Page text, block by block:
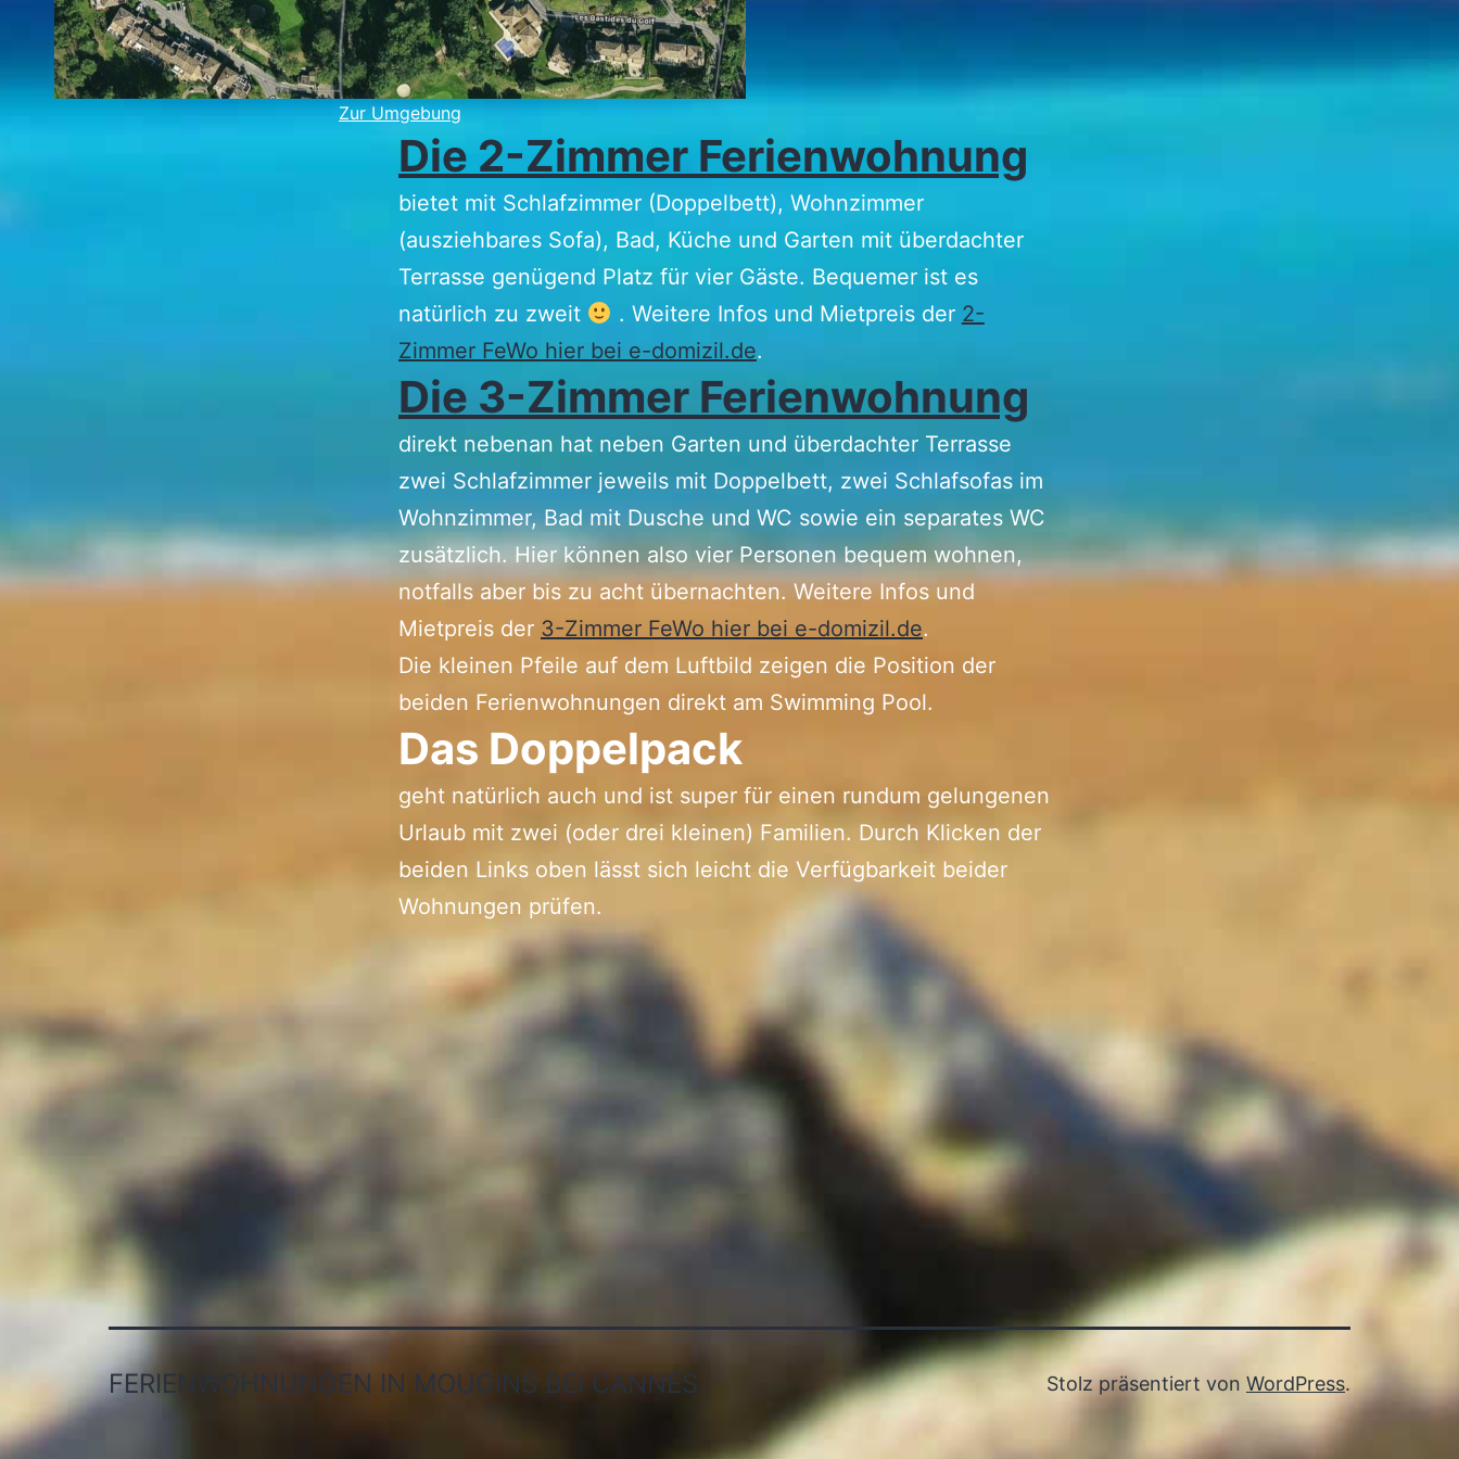
Zur Umgebung
Die 2-Zimmer Ferienwohnung
bietet mit Schlafzimmer (Doppelbett), Wohnzimmer
(ausziehbares Sofa), Bad, Küche und Garten mit überdachter
Terrasse genügend Platz für vier Gäste. Bequemer ist es
natürlich zu zweit
. Weitere Infos und Mietpreis der 2-
Zimmer FeWo hier bei e-domizil.de.
Die 3-Zimmer Ferienwohnung
direkt nebenan hat neben Garten und überdachter Terrasse
zwei Schlafzimmer jeweils mit Doppelbett, zwei Schlafsofas im
Wohnzimmer, Bad mit Dusche und WC sowie ein separates WC
zusätzlich. Hier können also vier Personen bequem wohnen,
notfalls aber bis zu acht übernachten. Weitere Infos und
Mietpreis der 3-Zimmer FeWo hier bei e-domizil.de.
Die kleinen Pfeile auf dem Luftbild zeigen die Position der
beiden Ferienwohnungen direkt am Swimming Pool.
Das Doppelpack
geht natürlich auch und ist super für einen rundum gelungenen
Urlaub mit zwei (oder drei kleinen) Familien. Durch Klicken der
beiden Links oben lässt sich leicht die Verfügbarkeit beider
Wohnungen prüfen.
FERIENWOHNUNGEN IN MOUGINS BEI CANNES Stolz präsentiert von WordPress.